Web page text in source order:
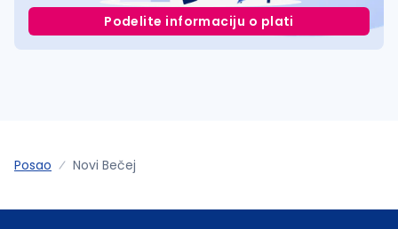
Podelite informaciju o plati
Posao Novi Bečej